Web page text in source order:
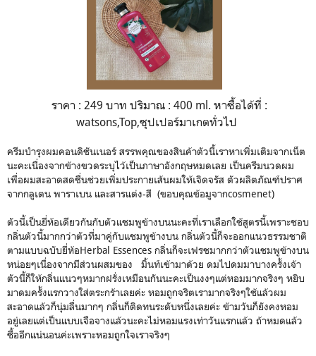
ราคา : 249 บาท ปริมาณ : 400 ml. หาซื้อได้ที่ :
watsons,Top,ซุปเปอร์มาเกตทั่วไป
ครีมบำรุงผมคอนดิชันเนอร์ สรรพคุณของสินค้าตัวนี้เราหาเพิ่มเติมจากเน็ต
นะคะเนื่องจากข้างขวดระบุไว้เป็นภาษาอังกฤษหมดเลย เป็นครีมนวดผม
เพื่อผมสะอาดสดชื่นช่วยเพิ่มประกายเส้นผมให้เจิดจรัส ตัวผลิตภัณฑ์ปราศ
จากกลูเตน พาราเบน และสารแต่ง-สี (ขอบคุณข้อมูจากcosmenet)
ตัวนี้เป็นยี่ห้อเดียวกันกับตัวแชมพูข้างบนนะคะที่เราเลือกใช้สูตรนี้เพราะชอบ
กลิ่นตัวนี้มากกว่าตัวที่มาคู่กับแชมพูข้างบน กลิ่นตัวนี้ก็จะออกแนวธรรมชาติ
ตามแบบฉบับยี่ห้อHerbal Essences กลิ่นก็จะเฟรชมากกว่าตัวแชมพูข้างบน
หน่อยๆเนื่องจากมีส่วนผสมของ มิ้นท์เข้ามาด้วย ดมไปดมมาบางครั้งเจ้า
ตัวนี้ก็ให้กลิ่นแนวๆหมากฝรั่งเหมือนกันนะคะเป็นงงๆแต่หอมมากจริงๆ หยิบ
มาดมครั้งแรกวางใส่ตระกร้าเลยค่ะ หอมถูกจริตเรามากจริงๆใช้แล้วผม
สะอาดแล้วก็นุ่มลื่นมากๆ กลิ่นก็ติดทนระดับหนึ่งเลยค่ะ ข้ามวันก็ยังคงหอม
อยู่เลยแต่เป็นแบบเจือจางแล้วนะคะไม่หอมแรงเท่าวันแรกแล้ว ถ้าหมดแล้ว
ซื้ออีกแน่นอนค่ะเพราะหอมถูกใจเราจริงๆ